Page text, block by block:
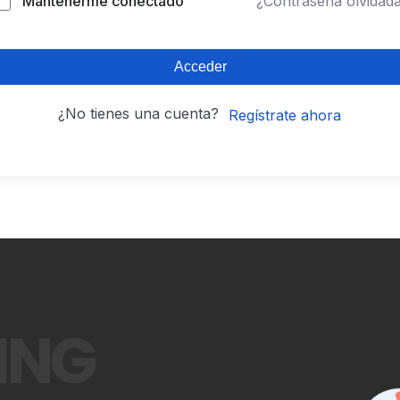
Acceder
¿No tienes una cuenta? Regístrate ahora